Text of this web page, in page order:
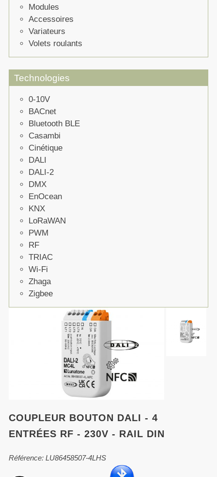
Modules
Accessoires
Variateurs
Volets roulants
Technologies
0-10V
BACnet
Bluetooth BLE
Casambi
Cinétique
DALI
DALI-2
DMX
EnOcean
KNX
LoRaWAN
PWM
RF
TRIAC
Wi-Fi
Zhaga
Zigbee
COUPLEUR BOUTON DALI - 4
ENTRÉES RF - 230V - RAIL DIN
Référence: LU86458507-4LHS